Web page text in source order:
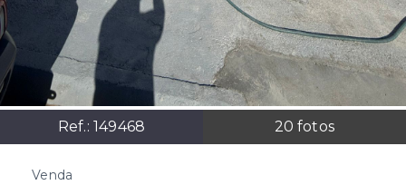
Ref.: 149468 20 fotos
Venda